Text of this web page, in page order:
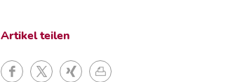
Artikel teilen